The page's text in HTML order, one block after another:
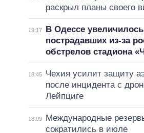
раскрыл планы своего
19:17
В Одессе
пострадавших из-за
обстрелов стадиона
18:45
Чехия усилит защиту
после инцидента с
Лейпциге
18:09
Международные
сократились в июле